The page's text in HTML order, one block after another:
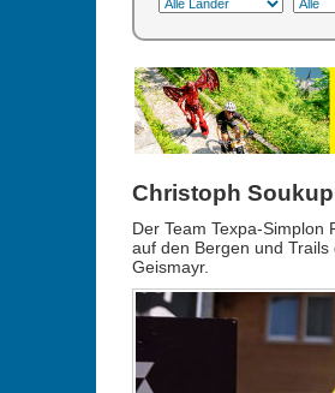
Christoph
Der Team Texpa-
auf den Bergen und
Geismayr.